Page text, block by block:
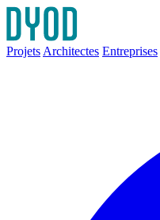
Projets Architectes Entreprises